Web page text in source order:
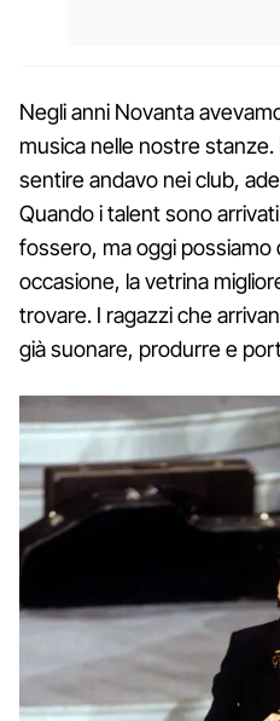
Negli anni Novanta
musica nelle nostre
sentire andavo nei club,
Quando i talent sono
fossero, ma oggi
occasione, la vetrina
trovare. I ragazzi che
già suonare, produrre e